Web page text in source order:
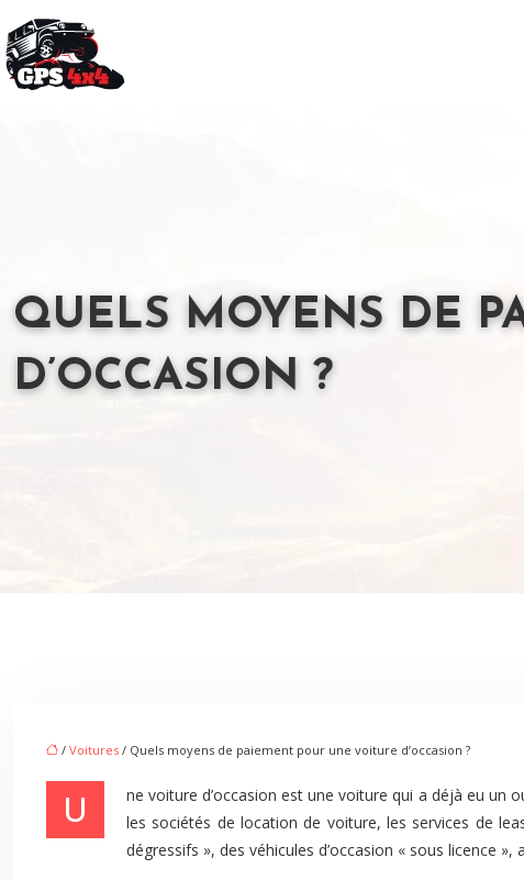
QUELS MOYENS DE
D’OCCASION ?
/ Voitures / Quels moyens de paiement pour une voiture d’occasion ?
Une voiture d’occasion est une voiture qui a déjà eu un ou plusieurs propriétaires. Les voitures d’occasion sont vendues par divers moyens, notamment les vendeurs de voitures privées,
les sociétés de location de voiture, les services de
dégressifs », des véhicules d’occasion « sous licence